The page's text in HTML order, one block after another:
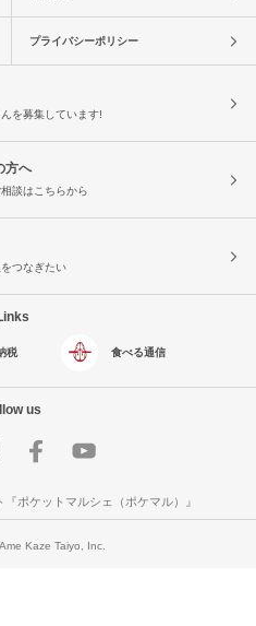
プライバシーポリシー
を募集しています!
方へ
談はこちらから
つなぎたい
税 食べる通信
us
ポケットマルシェ（ポケマル）』
Kaze Taiyo, Inc.